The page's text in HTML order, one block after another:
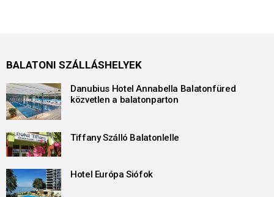
BALATONI SZÁLLÁSHELYEK
Danubius Hotel Annabella Balatonfüred
közvetlen a balatonparton
Tiffany Szálló Balatonlelle
Hotel Európa Siófok